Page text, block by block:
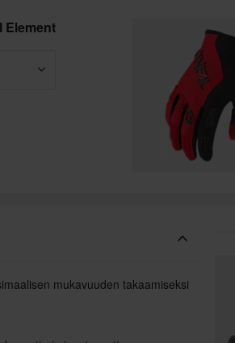
Element
mukavuuden takaamiseksi